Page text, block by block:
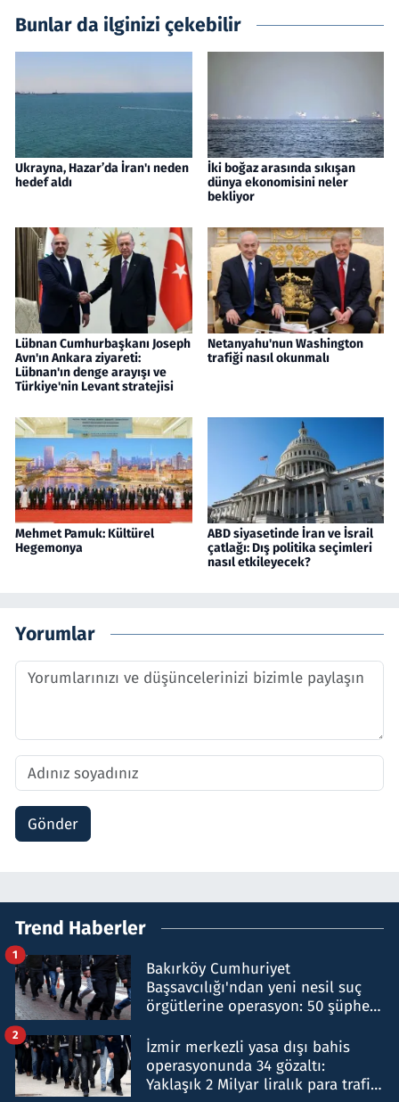
Bunlar da ilginizi çekebilir
Ukrayna, Hazar’da İran'ı neden
hedef aldı
İki boğaz arasında sıkışan
dünya ekonomisini neler
bekliyor
Lübnan Cumhurbaşkanı Joseph
Avn'ın Ankara ziyareti:
Lübnan'ın denge arayışı ve
Türkiye'nin Levant stratejisi
Netanyahu'nun Washington
trafiği nasıl okunmalı
Mehmet Pamuk: Kültürel
Hegemonya
ABD siyasetinde İran ve İsrail
çatlağı: Dış politika seçimleri
nasıl etkileyecek?
Yorumlar
Gönder
Trend Haberler
Bakırköy Cumhuriyet
Başsavcılığı'ndan yeni nesil suç
örgütlerine operasyon: 50 şüpheli
1
İzmir merkezli yasa dışı bahis
operasyonunda 34 gözaltı:
Yaklaşık 2 Milyar liralık para trafiği
2